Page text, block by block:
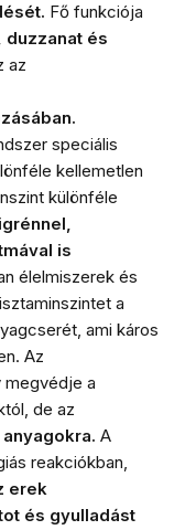
Fő funkciója
és
az
speciális
kellemetlen
különféle
is
élelmiszerek és
a
ami káros
Az
megvédje a
de az
A
reakciókban,
erek
és gyulladást